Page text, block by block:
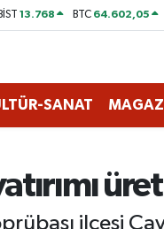
BİST13.768 BTC 64.602,05
SANAT
ilçesi